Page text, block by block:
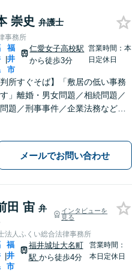
崇史 弁護士
事務所
|
福
井
市
仁愛女子高校駅
から徒歩3分
営業時間：本
日定休日
判所すぐそば】「敷居の低い事務
」離婚・男女問題／相続問題／
題／刑事事件／企業法務など、
う尽力いたします【法テラス利用
【完全個室】【夜間・休日面談】
メールでお問い合わせ
田 宙 弁
インタビューを
見る
法人ふくい総合法律事務所
|
福
井
市
福井城址大名町
駅 から徒歩4分
営業時間：
本日定休日